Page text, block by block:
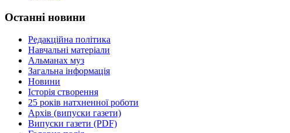
Останні новини
Редакційна політика
Навчальні матеріали
Альманах муз
Загальна інформація
Новини
Історія створення
25 років натхненної роботи
Архів (випуски газети)
Випуски газети (PDF)